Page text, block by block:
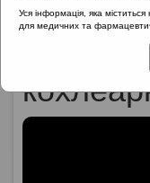
Чим
Уся інформація, яка
для медичних та